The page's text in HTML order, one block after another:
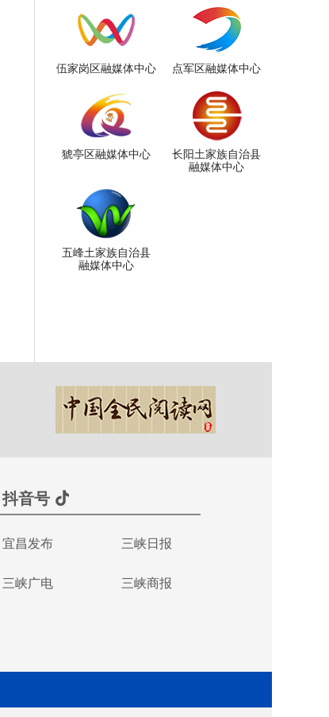
伍家岗区融媒体中心 点军区融媒体中心
猇亭区融媒体中心
长阳土家族自治县
融媒体中心
五峰土家族自治县
融媒体中心
抖音号
宜昌发布 三峡日报
三峡广电 三峡商报